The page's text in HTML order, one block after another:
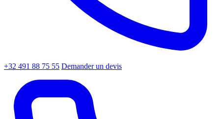
+32 491 88 75 55 Demander un devis